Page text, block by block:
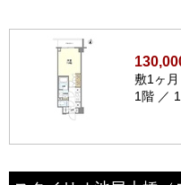
敷1ヶ
1階 ／